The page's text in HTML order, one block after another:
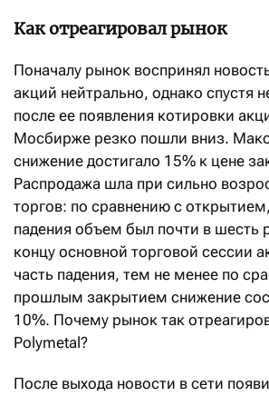
Как отреагировал рынок
Поначалу рынок воспринял
акций нейтрально, однако спустя
после ее появления котировки
Мосбирже резко пошли вниз.
снижение достигало 15% к цене
Распродажа шла при сильно
торгов: по сравнению с
падения объем был почти в шесть
концу основной торговой сессии
часть падения, тем не менее по
прошлым закрытием снижение
10%. Почему рынок так
Polymetal?
После выхода новости в сети